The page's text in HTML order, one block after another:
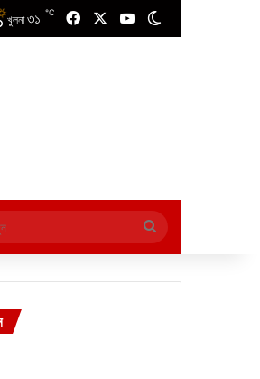
খুলনা ৩১ ℃ FacebookYouTube
এখানে
খুঁজুন